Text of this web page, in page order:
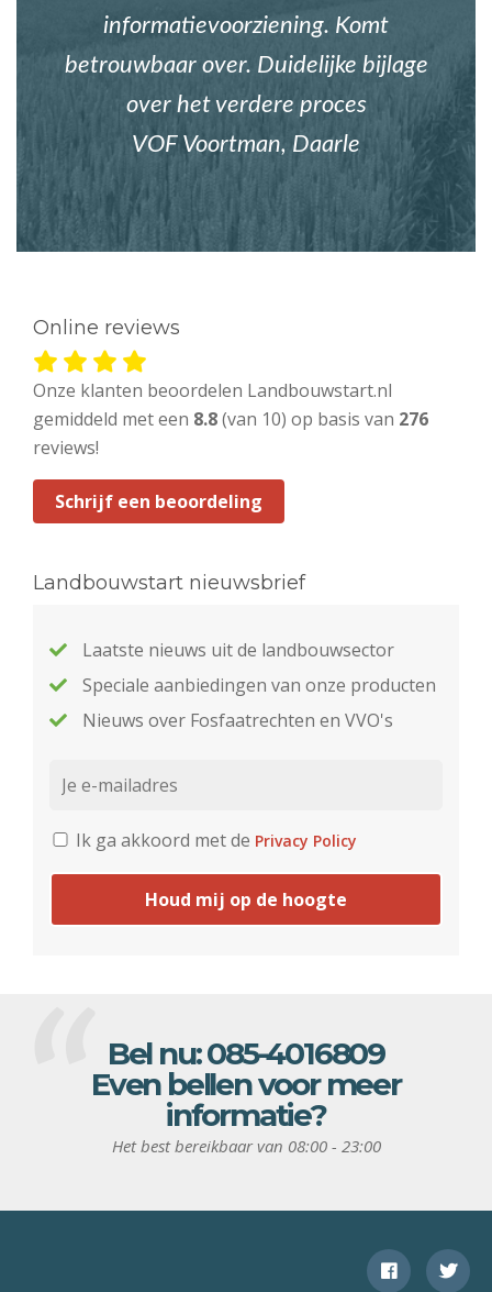
informatievoorziening. Komt
betrouwbaar over. Duidelijke bijlage
over het verdere proces
VOF Voortman, Daarle
Online reviews
Onze klanten beoordelen Landbouwstart.nl
gemiddeld met een 8.8(van 10) op basis van 276
reviews!
Schrijf een beoordeling
Landbouwstart nieuwsbrief
Laatste nieuws uit de landbouwsector
Speciale aanbiedingen van onze producten
Nieuws over Fosfaatrechten en VVO's
Ik ga akkoord met de Privacy Policy
Houd mij op de hoogte
Bel nu:085-4016809
Even bellen voor meer
informatie?
Het best bereikbaar van 08:00 - 23:00